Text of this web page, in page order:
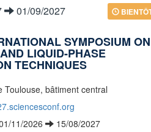
01/09/2027
SYMPOSIUM ON
LIQUID-PHASE
TECHNIQUES
Toulouse, bâtiment central
11/2026 15/08/2027